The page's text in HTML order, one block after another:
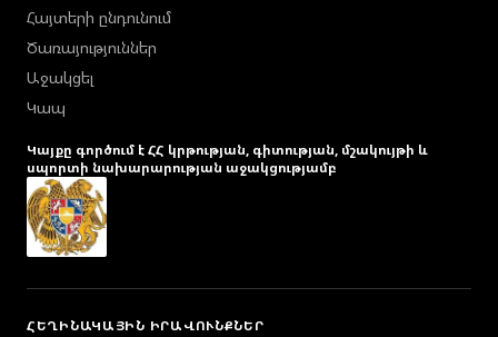
Հայտերի ընդունում
Ծառայություններ
Աջակցել
Կապ
Կայքը գործում է ՀՀ կրթության, գիտության, մշակույթի և
սպորտի նախարարության աջակցությամբ
ՀԵՂԻՆԱԿԱՅԻՆ ԻՐԱՎՈՒՆՔՆԵՐ